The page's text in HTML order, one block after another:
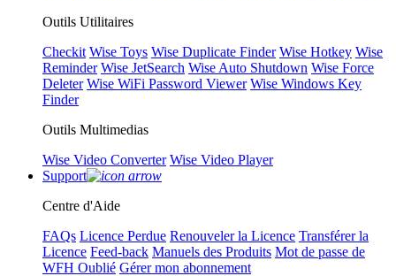
Outils Utilitaires
Checkit Wise Toys Wise Duplicate Finder Wise Hotkey Wise
Reminder Wise JetSearch Wise Auto Shutdown Wise Force
Deleter Wise WiFi Password Viewer Wise Windows Key
Finder
Outils Multimedias
Wise Video Converter Wise Video Player
Support
Centre d'Aide
FAQs Licence Perdue Renouveler la Licence Transférer la
Licence Feed-back Manuels des Produits Mot de passe de
WFH Oublié Gérer mon abonnement